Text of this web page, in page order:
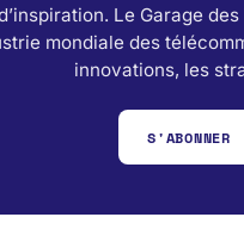
Le Garage
mondiale des
innovations, les
S'ABONNER